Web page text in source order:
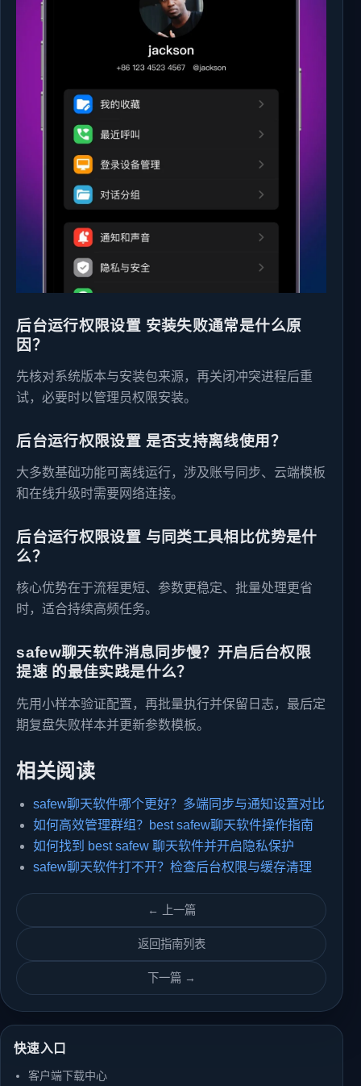
后台运行权限设置 安装失败通常是什么原
因？
先核对系统版本与安装包来源，再关闭冲突进程后重
试，必要时以管理员权限安装。
后台运行权限设置 是否支持离线使用？
大多数基础功能可离线运行，涉及账号同步、云端模板
和在线升级时需要网络连接。
后台运行权限设置 与同类工具相比优势是什
么？
核心优势在于流程更短、参数更稳定、批量处理更省
时，适合持续高频任务。
safew聊天软件消息同步慢？开启后台权限
提速 的最佳实践是什么？
先用小样本验证配置，再批量执行并保留日志，最后定
期复盘失败样本并更新参数模板。
相关阅读
safew聊天软件哪个更好？多端同步与通知设置对比
如何高效管理群组？best safew聊天软件操作指南
如何找到 best safew 聊天软件并开启隐私保护
safew聊天软件打不开？检查后台权限与缓存清理
← 上一篇
返回指南列表
下一篇 →
快速入口
客户端下载中心